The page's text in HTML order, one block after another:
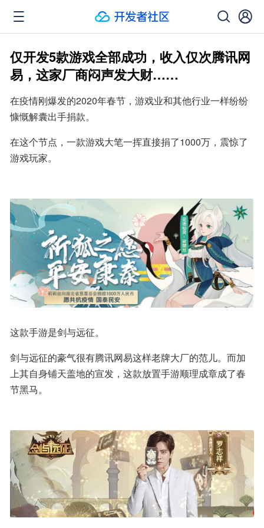
仅开发5款游戏全部成功，收入仅次腾讯网
易，这家厂商闷声发大财……
在疫情刚爆发的2020年春节，游戏业和其他行业一样纷纷
慷慨解囊出手捐款。
在这个节点，一款游戏大笔一挥直接捐了1000万，震惊了
游戏玩家。
这款手游是剑与远征。
剑与远征的豪气很有腾讯网易这样老牌大厂的范儿。而加
上其自身铺天盖地的宣发，这款放置手游顺理成章成了春
节黑马。